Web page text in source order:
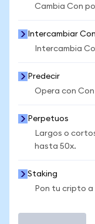
Cambia Con
Intercambiar Con
Intercambia
Predecir
Opera con
Perpetuos
Largos o
hasta 50x.
Staking
Pon tu cripto